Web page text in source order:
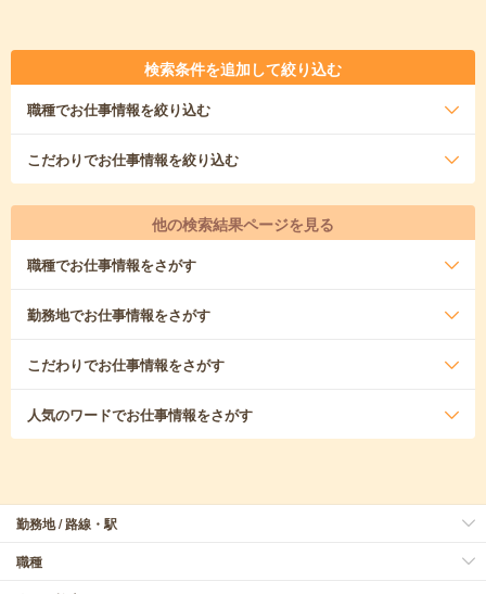
検索条件を追加して絞り込む
職種でお仕事情報を絞り込む
こだわりでお仕事情報を絞り込む
他の検索結果ページを見る
職種でお仕事情報をさがす
勤務地でお仕事情報をさがす
こだわりでお仕事情報をさがす
人気のワードでお仕事情報をさがす
勤務地 / 路線・駅
職種